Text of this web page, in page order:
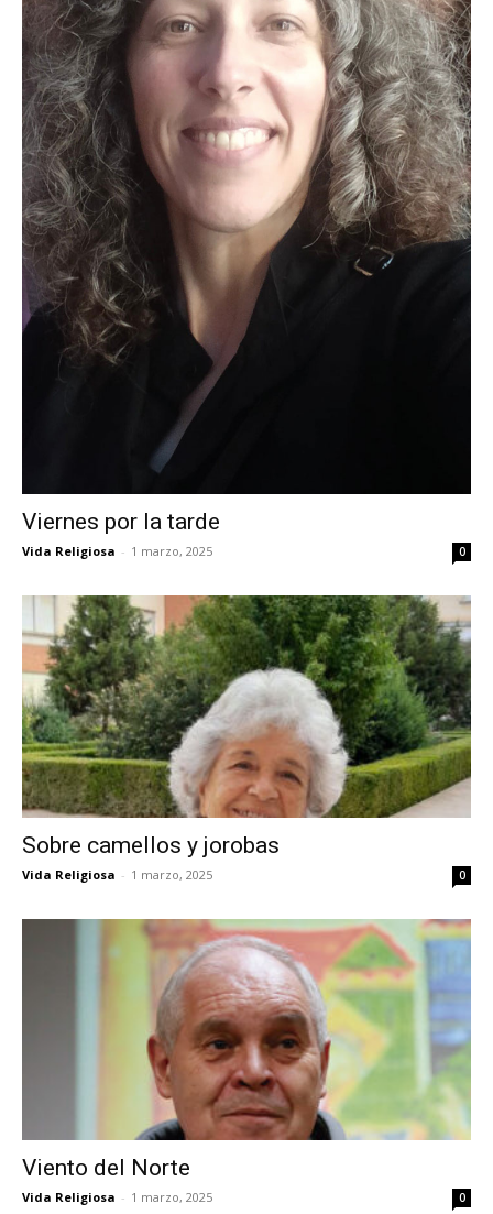
Viernes por la tarde
Vida Religiosa - 1 marzo, 2025 0
Sobre camellos y jorobas
Vida Religiosa - 1 marzo, 2025 0
Viento del Norte
Vida Religiosa - 1 marzo, 2025 0